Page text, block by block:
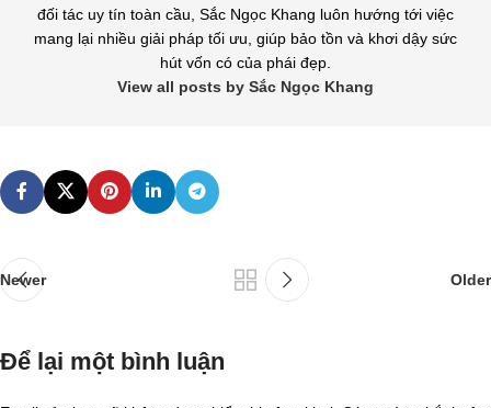
đối tác uy tín toàn cầu, Sắc Ngọc Khang luôn hướng tới việc
mang lại nhiều giải pháp tối ưu, giúp bảo tồn và khơi dậy sức
hút vốn có của phái đẹp.
View all posts by Sắc Ngọc Khang
Newer Older
Để lại một bình luận